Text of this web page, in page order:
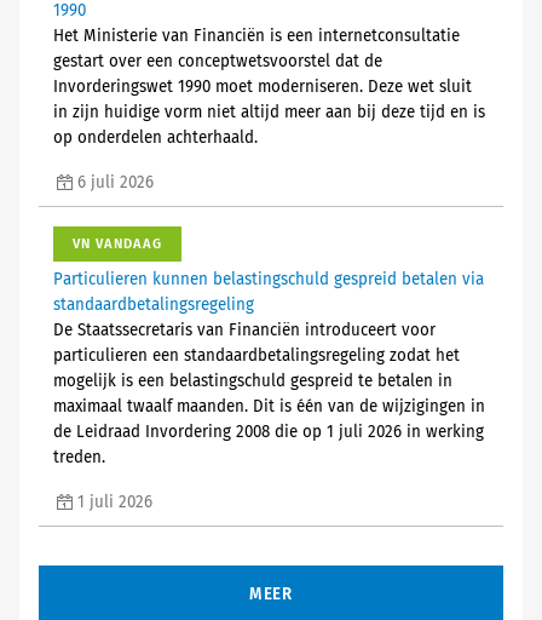
1990
Het Ministerie van Financiën is een internetconsultatie
gestart over een conceptwetsvoorstel dat de
Invorderingswet 1990 moet moderniseren. Deze wet sluit
in zijn huidige vorm niet altijd meer aan bij deze tijd en is
op onderdelen achterhaald.
6 juli 2026
VN VANDAAG
Particulieren kunnen belastingschuld gespreid betalen via
standaardbetalingsregeling
De Staatssecretaris van Financiën introduceert voor
particulieren een standaardbetalingsregeling zodat het
mogelijk is een belastingschuld gespreid te betalen in
maximaal twaalf maanden. Dit is één van de wijzigingen in
de Leidraad Invordering 2008 die op 1 juli 2026 in werking
treden.
1 juli 2026
MEER